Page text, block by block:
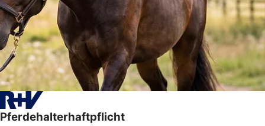
Pferdehalterhaftpflicht